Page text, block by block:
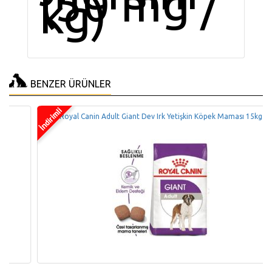
kg)
BENZER ÜRÜNLER
Royal Canin Adult Giant Dev Irk Yetişkin Köpek Maması 15kg